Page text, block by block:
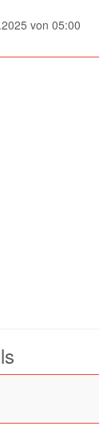
von 05:00